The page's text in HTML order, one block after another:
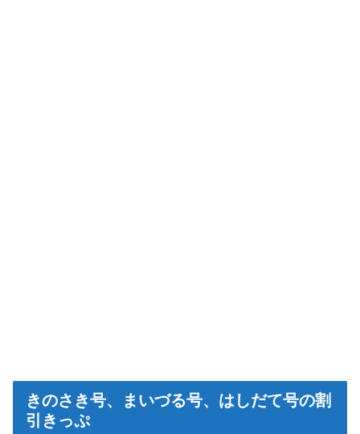
きのさき号、まいづる号、はしだて号の割
引きっぷ